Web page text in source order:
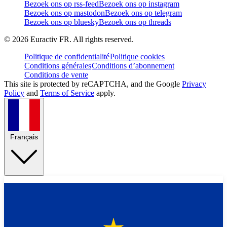
Bezoek ons op rss-feedBezoek ons op instagram
Bezoek ons op mastodonBezoek ons op telegram
Bezoek ons op blueskyBezoek ons op threads
© 2026 Euractiv FR. All rights reserved.
Politique de confidentialitéPolitique cookies
Conditions généralesConditions d’abonnement
Conditions de vente
This site is protected by reCAPTCHA, and the Google Privacy
Policy and Terms of Service apply.
Français